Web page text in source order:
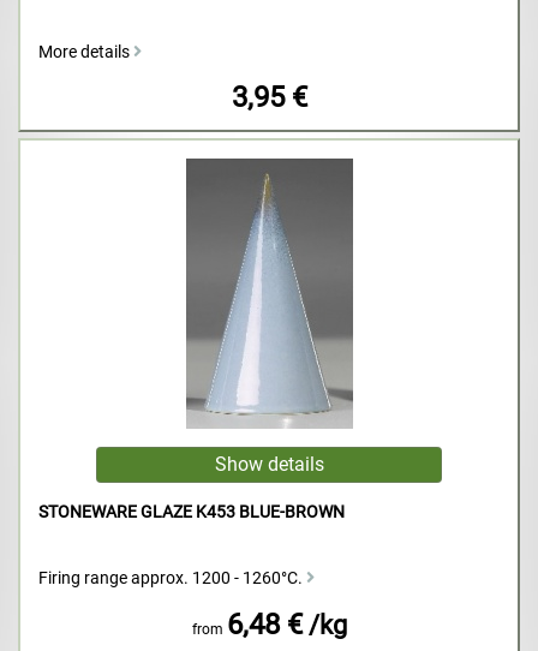
More details
3,95 €
STONEWARE GLAZE K453 BLUE-BROWN
Firing range approx. 1200 - 1260°C.
from 6,48 € /kg